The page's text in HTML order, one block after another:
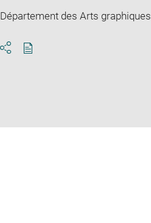
Département des Arts graphiques